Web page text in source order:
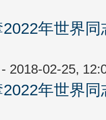
年世界
- 2018-02-25,
年世界